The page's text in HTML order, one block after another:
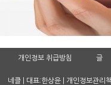
개인정보 취급방침 글
네클 | 대표:한상윤 | 개인정보관